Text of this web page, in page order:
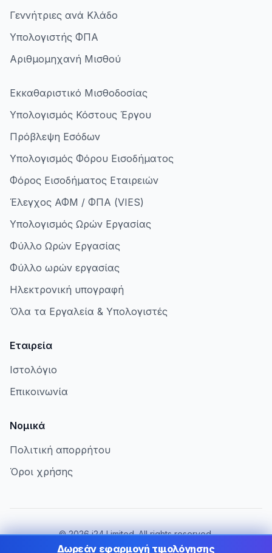
Γεννήτριες ανά Κλάδο
Υπολογιστής ΦΠΑ
Αριθμομηχανή Μισθού
Εκκαθαριστικό Μισθοδοσίας
Υπολογισμός Κόστους Έργου
Πρόβλεψη Εσόδων
Υπολογισμός Φόρου Εισοδήματος
Φόρος Εισοδήματος Εταιρειών
Έλεγχος ΑΦΜ / ΦΠΑ (VIES)
Υπολογισμός Ωρών Εργασίας
Φύλλο Ωρών Εργασίας
Φύλλο ωρών εργασίας
Ηλεκτρονική υπογραφή
Όλα τα Εργαλεία & Υπολογιστές
Εταιρεία
Ιστολόγιο
Επικοινωνία
Νομικά
Πολιτική απορρήτου
Όροι χρήσης
©2026i24 Limited. All rights reserved.
Εξυπηρετώντας επιχειρήσεις στην Cyprus
Δωρεάν εφαρμογή τιμολόγησης